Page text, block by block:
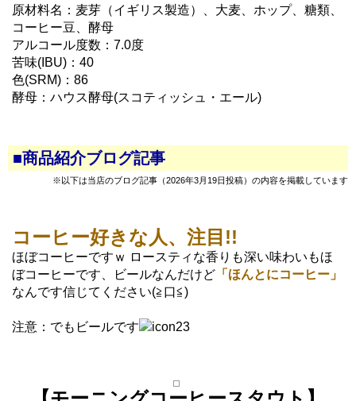
原材料名：麦芽（イギリス製造）、大麦、ホップ、糖類、
コーヒー豆、酵母
アルコール度数：7.0度
苦味(IBU)：40
色(SRM)：86
酵母：ハウス酵母(スコティッシュ・エール)
■商品紹介ブログ記事
※以下は当店のブログ記事（2026年3月19日投稿）の内容を掲載しています
コーヒー好きな人、注目!!
ほぼコーヒーですｗ ロースティな香りも深い味わいもほ
ぼコーヒーです、ビールなんだけど 「ほんとにコーヒー」
なんです信じてください(≧口≦)
注意：でもビールです